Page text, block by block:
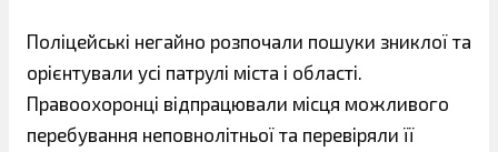
Поліцейські негайно розпочали пошуки зниклої та
орієнтували усі патрулі міста і області.
Правоохоронці відпрацювали місця можливого
перебування неповнолітньої та перевіряли її